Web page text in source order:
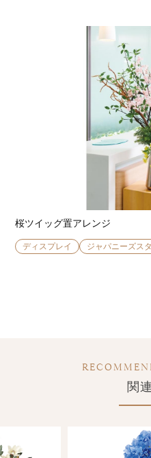
桜ツイッグ置アレンジ
ディスプレイ ジャパニーズス
関